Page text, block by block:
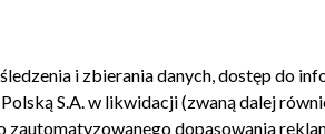
Biuro reklamy Kontakt
i zbierania danych, dostęp do
S.A. w likwidacji (zwaną dalej
zautomatyzowanego dopasowania